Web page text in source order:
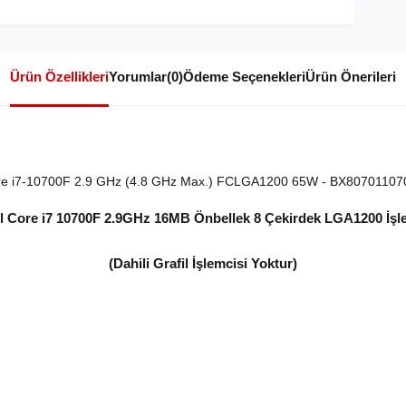
Ürün ÖzellikleriYorumlar(0)Ödeme SeçenekleriÜrün Önerileri
i7-10700F 2.9 GHz (4.8 GHz Max.) FCLGA1200 65W -
Core i7 10700F 2.9GHz 16MB Önbellek 8 Çekirdek LGA1200
(Dahili Grafil İşlemcisi Yoktur)